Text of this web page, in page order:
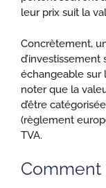
leur prix suit la
Concrètement,
échangeable sur
noter que la
d’être
(règlement
TVA.
Comment